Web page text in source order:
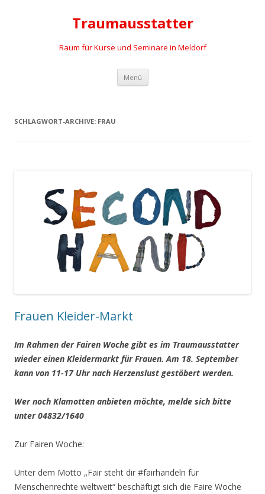
Traumausstatter
Raum für Kurse und Seminare in Meldorf
Menü Springe
Inhalt
SCHLAGWORT-ARCHIVE: FRAU
Frauen Kleider-Markt
Im Rahmen der Fairen Woche gibt es im Traumausstatter
wieder einen Kleidermarkt für Frauen. Am 18. September
kann von 11-17 Uhr nach Herzenslust gestöbert werden.
Wer noch Klamotten anbieten möchte, melde sich bitte
unter 04832/1640
Zur Fairen Woche:
Unter dem Motto „Fair steht dir #fairhandeln für
Menschenrechte weltweit“ beschäftigt sich die Faire Woche